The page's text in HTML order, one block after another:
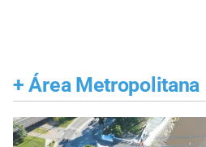
+ Área Metropolitana